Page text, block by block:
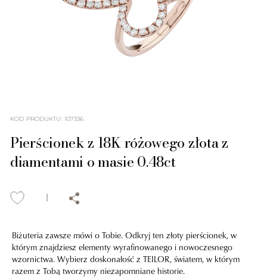
KOD PRODUKTU: 107336
Pierścionek z 18K różowego złota z
diamentami o masie 0.48ct
Biżuteria zawsze mówi o Tobie. Odkryj ten złoty pierścionek, w
którym znajdziesz elementy wyrafinowanego i nowoczesnego
wzornictwa. Wybierz doskonałość z TEILOR, światem, w którym
razem z Tobą tworzymy niezapomniane historie.